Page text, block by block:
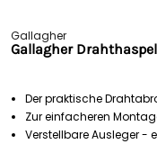
Gallagher
Gallagher
Der praktische
Zur einfacheren
Verstellbare Ausleger -